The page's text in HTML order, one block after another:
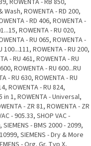
Wash, ROWENTA - RD 200,
- RD 406, ROWENTA -
ROWENTA - RU 020,
- RU 065, ROWENTA -
100...111, ROWENTA - RU 200,
- RU 461, ROWENTA - RU
ROWENTA - RU 600...RU
- RU 630, ROWENTA - RU
ROWENTA - RU 824,
in 1, ROWENTA - Universal,
- ZR 81, ROWENTA - ZR
- 905.33, SHOP VAC -
- BMS 2000 - 2099,
SIEMENS - Dry & More